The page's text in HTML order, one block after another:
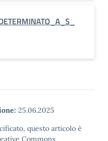
25.06.2025
questo articolo è
Commons